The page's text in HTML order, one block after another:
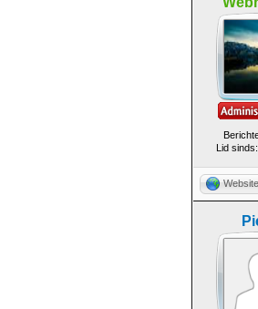
Lid
Website